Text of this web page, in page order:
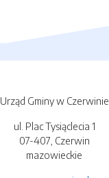
Urząd Gminy w Czerwinie
ul. Plac Tysiąclecia 1
07-407, Czerwin
mazowieckie